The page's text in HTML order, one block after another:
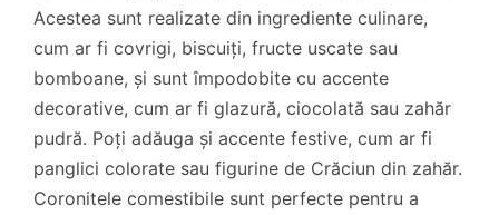
Acestea sunt realizate din ingrediente culinare,
cum ar fi covrigi, biscuiți, fructe uscate sau
bomboane, și sunt împodobite cu accente
decorative, cum ar fi glazură, ciocolată sau zahăr
pudră. Poți adăuga și accente festive, cum ar fi
panglici colorate sau figurine de Crăciun din zahăr.
Coronitele comestibile sunt perfecte pentru a